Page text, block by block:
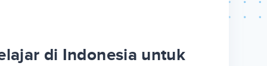
di Indonesia untuk